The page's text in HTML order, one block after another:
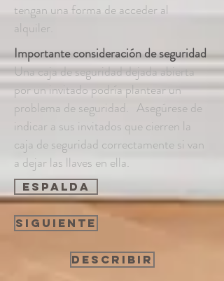
tengan una forma de acceder al
alquiler.
Importante consideración de seguridad
Una caja de seguridad dejada abierta
por un invitado podría plantear un
problema de seguridad. Asegúrese de
indicar a sus invitados que cierren la
caja de seguridad correctamente si van
a dejar las llaves en ella.
espalda
Siguiente
Describir